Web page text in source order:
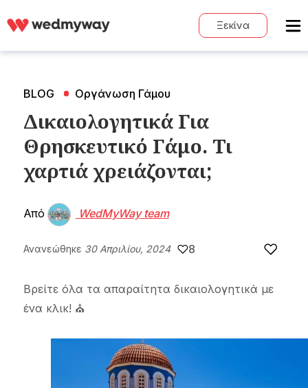
Ξεκίνα
BLOG Οργάνωση Γάμου
Δικαιολογητικά Για
Θρησκευτικό Γάμο. Τι
χαρτιά χρειάζονται;
Από WedMyWay team
Ανανεώθηκε 30 Απριλίου, 2024 8
Βρείτε όλα τα απαραίτητα δικαιολογητικά με
ένα κλικ! ⛪️